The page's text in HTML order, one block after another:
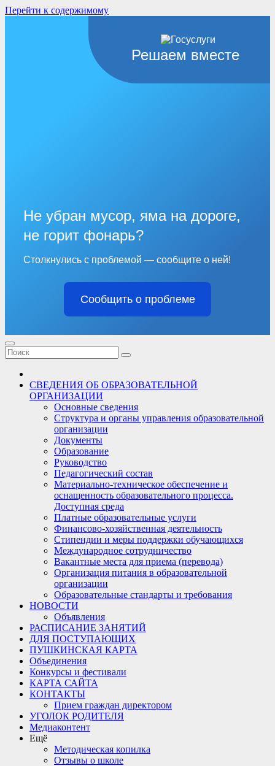
Перейти к содержимому
Решаем вместе
Не убран мусор, яма на дороге,
не горит фонарь?
Столкнулись с проблемой — сообщите о ней!
Сообщить о проблеме
СВЕДЕНИЯ ОБ ОБРАЗОВАТЕЛЬНОЙ
ОРГАНИЗАЦИИ
Основные сведения
Структура и органы управления образовательной
организации
Документы
Образование
Руководство
Педагогический состав
Материально-техническое обеспечение и
оснащенность образовательного процесса.
Доступная среда
Платные образовательные услуги
Финансово-хозяйственная деятельность
Стипендии и меры поддержки обучающихся
Международное сотрудничество
Вакантные места для приема (перевода)
Организация питания в образовательной
организации
Образовательные стандарты и требования
НОВОСТИ
Объявления
РАСПИСАНИЕ ЗАНЯТИЙ
ДЛЯ ПОСТУПАЮЩИХ
ПУШКИНСКАЯ КАРТА
Объединения
Конкурсы и фестивали
КАРТА САЙТА
КОНТАКТЫ
Прием граждан директором
УГОЛОК РОДИТЕЛЯ
Медиаконтент
Ещё
Методическая копилка
Отзывы о школе